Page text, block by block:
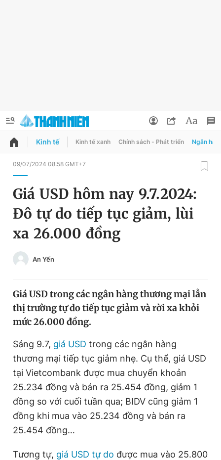
QUẢNG CÁO
Chuyên mục
Chuyên mục khác
Chào ngày mới
Video Magazine
Tiện ích Bạn cần biết
Thông tin tòa soạn Liên hệ quảng cáo
Đổi mật khẩu
Tin đã lưu
Kinh tế Kinh tế xanh Chính sách - Phát triển Ngân
09/07/2024 08:58 GMT+7
Giá USD hôm nay 9.7.2024:
Đô tự do tiếp tục giảm, lùi
xa 26.000 đồng
An Yến
Giá USD trong các ngân hàng thương mại lẫn
thị trường tự do tiếp tục giảm và rời xa khỏi
mức 26.000 đồng.
Sáng 9.7, giá USD trong các ngân hàng
thương mại tiếp tục giảm nhẹ. Cụ thể, giá USD
tại Vietcombank được mua chuyển khoản
25.234 đồng và bán ra 25.454 đồng, giảm 1
đồng so với cuối tuần qua; BIDV cũng giảm 1
đồng khi mua vào 25.234 đồng và bán ra
25.454 đồng…
Tương tự, giá USD tự do được mua vào 25.800